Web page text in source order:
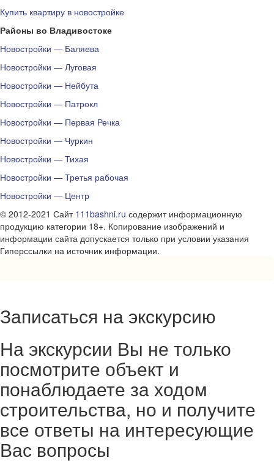
Купить квартиру в новостройке
Районы во Владивостоке
Новостройки — Баляева
Новостройки — Луговая
Новостройки — Нейбута
Новостройки — Патрокл
Новостройки — Первая Речка
Новостройки — Чуркин
Новостройки — Тихая
Новостройки — Третья рабочая
Новостройки — Центр
© 2012-2021 Сайт 111bashni.ru содержит информационную
продукцию категории 18+. Копирование изображений и
информации сайта допускается только при условии указания
Гиперссылки на источник информации.
Записаться на экскурсию
На экскурсии Вы не только
посмотрите объект и
понаблюдаете за ходом
строительства, но и получите
все ответы на интересующие
Вас вопросы